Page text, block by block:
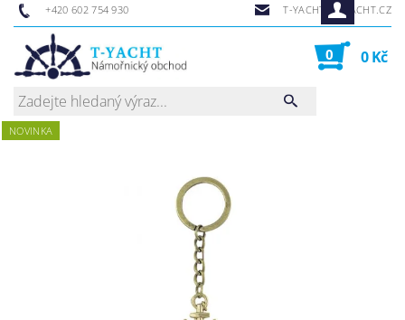
+420 602 754 930 T-YACHT@T-YACHT.CZ
0 0 Kč
NOVINKA